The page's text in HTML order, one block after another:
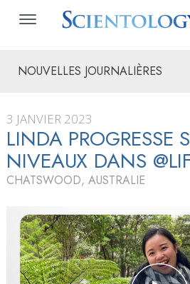
NOUVELLES JOURNALIÈRES
3 JANVIER 2023
LINDA PROGRESSE
NIVEAUX DANS
CHATSWOOD, AUSTRALIE